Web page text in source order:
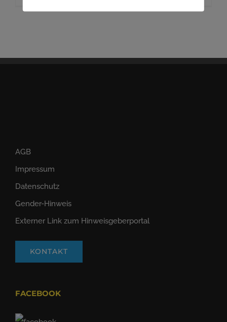
AGB
Impressum
Datenschutz
Gender-Hinweis
Externer Link zum Hinweisgeberportal
KONTAKT
FACEBOOK